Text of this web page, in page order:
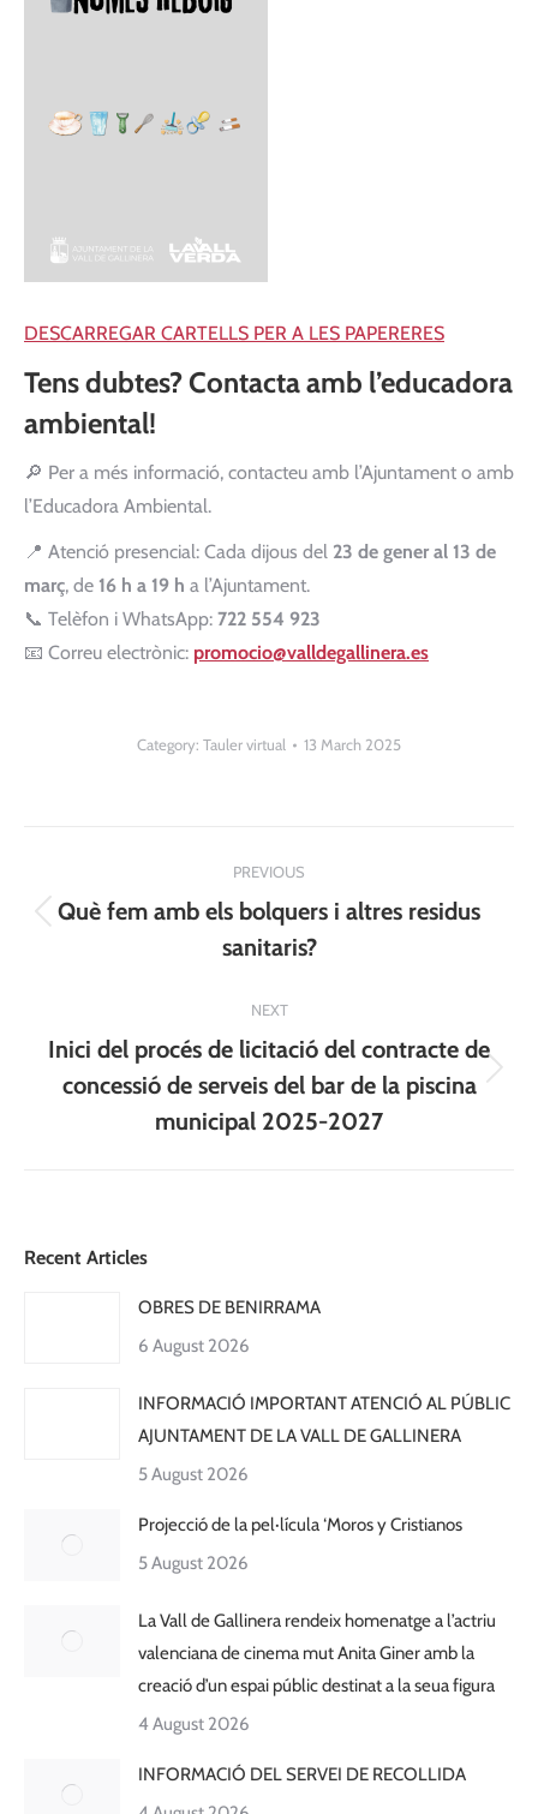
DESCARREGAR CARTELLS PER A LES PAPERERES
Tens dubtes? Contacta amb l’educadora
ambiental!
🔎 Per a més informació, contacteu amb l’Ajuntament o amb
l’Educadora Ambiental.
📍 Atenció presencial: Cada dijous del 23 de gener al 13 de
març, de 16 h a 19 h a l’Ajuntament.
📞 Telèfon i WhatsApp: 722 554 923
📧 Correu electrònic: promocio@valldegallinera.es
Category: Tauler virtual 13 March 2025
navigation
PREVIOUS
Previous
post:
Què fem amb els bolquers i altres residus
sanitaris?
NEXT
Next
post:
Inici del procés de licitació del contracte de
concessió de serveis del bar de la piscina
municipal 2025-2027
Recent Articles
OBRES DE BENIRRAMA
6 August 2026
INFORMACIÓ IMPORTANT ATENCIÓ AL PÚBLIC
AJUNTAMENT DE LA VALL DE GALLINERA
5 August 2026
Projecció de la pel·lícula ‘Moros y Cristianos
5 August 2026
La Vall de Gallinera rendeix homenatge a l’actriu
valenciana de cinema mut Anita Giner amb la
creació d’un espai públic destinat a la seua figura
4 August 2026
INFORMACIÓ DEL SERVEI DE RECOLLIDA